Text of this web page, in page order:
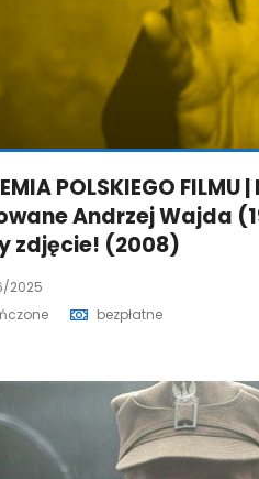
POLSKIEGO
Andrzej Wajda
zdjęcie! (2008)
2025
bezpłatne